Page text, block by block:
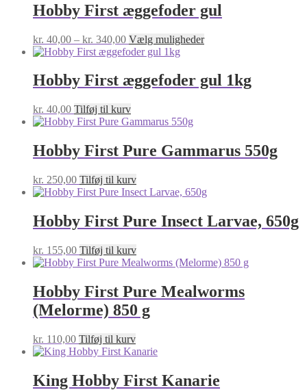
Hobby First æggefoder gul
kr. 40,00 – kr. 340,00Prisinterval:
kr. 40,00
kr. 340,00
Vælg mulighederDette
flere
varianter.
varesiden
Hobby First æggefoder gul 1kg
kr. 40,00 Tilføj til kurv
Hobby First Pure Gammarus 550g
kr. 250,00 Tilføj til kurv
Hobby First Pure Insect Larvae, 650g
kr. 155,00 Tilføj til kurv
Hobby First Pure Mealworms
(Melorme) 850 g
kr. 110,00 Tilføj til kurv
King Hobby First Kanarie